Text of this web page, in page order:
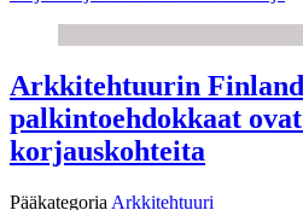
Arkkitehtuurin
palkintoehdokkaat
korjauskohteita
Pääkategoria Arkkitehtuuri